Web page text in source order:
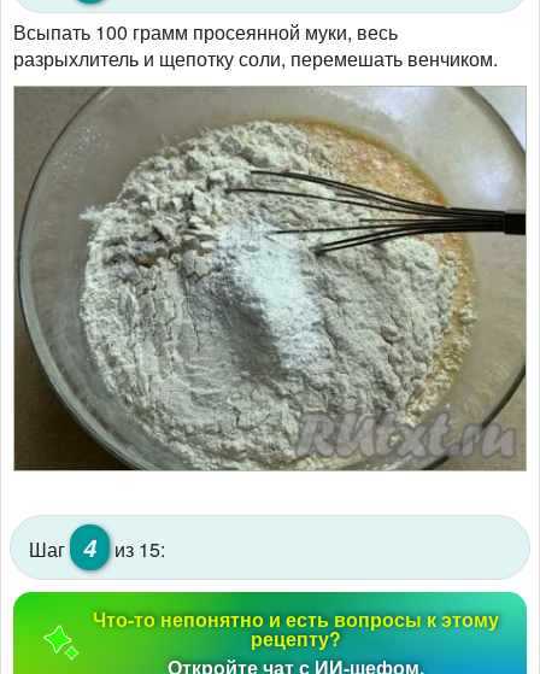
Всыпать 100 грамм просеянной муки, весь
разрыхлитель и щепотку соли, перемешать венчиком.
Шаг 4 из 15:
Что-то непонятно и есть вопросы к этому
рецепту?
Откройте чат с ИИ-шефом.